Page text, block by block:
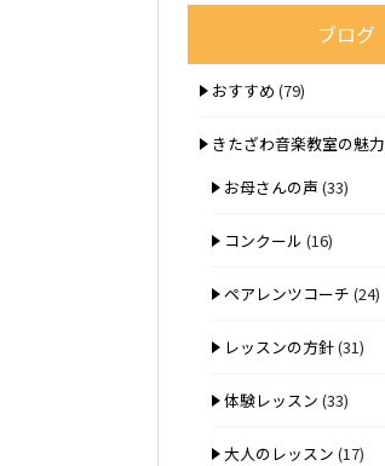
ブログ
おすすめ (79)
きたざわ音楽教室の魅力
お母さんの声 (33)
コンクール (16)
ペアレンツコーチ (24)
レッスンの方針(31)
体験レッスン (33)
大人のレッスン (17)